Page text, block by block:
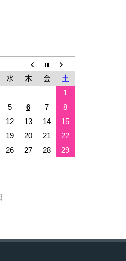
水 木 金
土
1
5 6 7
8
12 13 14
15
19 20 21
22
26 27 28
29